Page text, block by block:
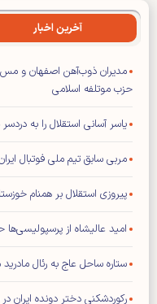
آخرین اخبار
مدیران ذوب‌آهن اصفهان و
حزب موتلفه اسلامی
یاسر آسانی استقلال را به دردسر
مربی سابق تیم ملی فوتبال
پیروزی استقلال بر همنام
امید عالیشاه از پرسپولیسی‌ها
ستاره ساحل عاج به رئال
رکوردشکنی دختر دونده ایران